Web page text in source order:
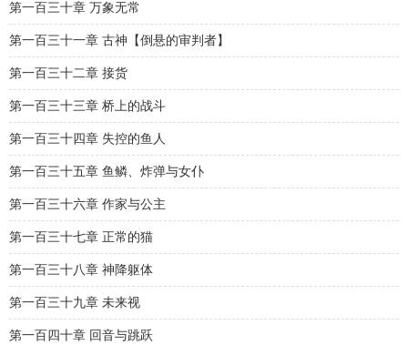
第一百三十章 万象无常
第一百三十一章 古神【倒悬的审判者】
第一百三十二章 接货
第一百三十三章 桥上的战斗
第一百三十四章 失控的鱼人
第一百三十五章 鱼鳞、炸弹与女仆
第一百三十六章 作家与公主
第一百三十七章 正常的猫
第一百三十八章 神降躯体
第一百三十九章 未来视
第一百四十章 回音与跳跃